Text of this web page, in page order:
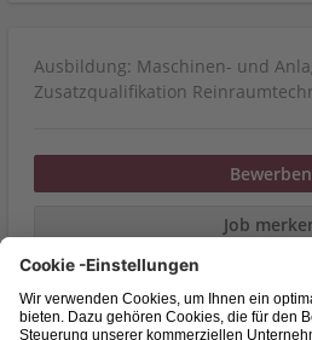
Ausbildung: Maschinen- und
Zusatzqualifikation
Bewerben
Job
Vetter Pharma-Fertigung GmbH
Ravensburg